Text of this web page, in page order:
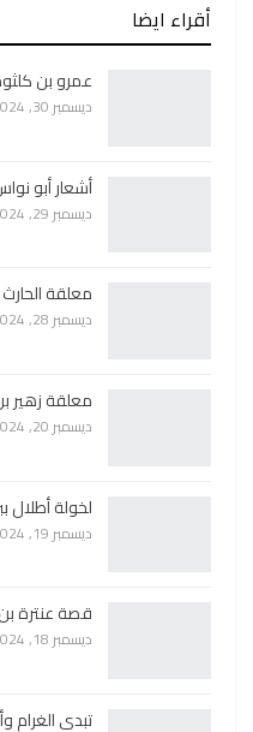
أقراء ايضا
عمرو بن
ديسمبر 30, 2024
أشعار أبو
ديسمبر 29, 2024
معلقة
ديسمبر 28, 2024
معلقة زهير
ديسمبر 20, 2024
لخولة أطلال
ديسمبر 19, 2024
قصة عنترة
ديسمبر 18, 2024
تبدي